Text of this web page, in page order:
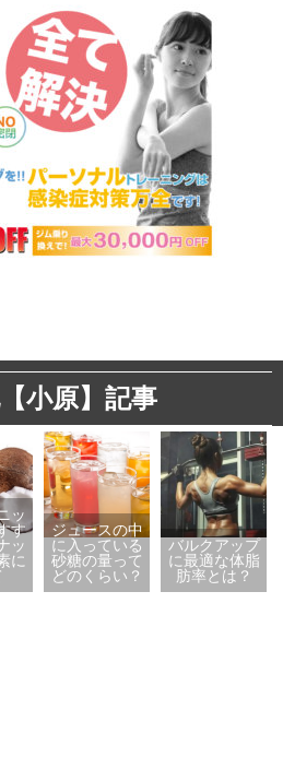
小原】記事
ッ
す
ッ
に
ジュースの中
に入っている
砂糖の量って
どのくらい？
バルクアップ
に最適な体脂
肪率とは？